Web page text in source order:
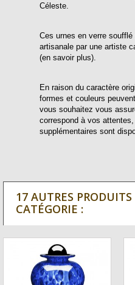
Céleste.
Ces urnes en verre
artisanale par une artiste
(en savoir plus).
En raison du caractère
formes et couleurs
vous souhaitez vous
correspond à vos
supplémentaires sont
17 AUTRES
CATÉGORIE :